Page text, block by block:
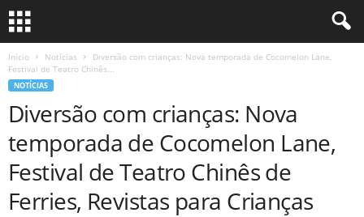
Início Notícias
Diversão com crianças: Nova temporada de Cocomelon Lane,
Festival de Teatro Chinês...
NOTÍCIAS
Diversão com crianças: Nova
temporada de Cocomelon Lane,
Festival de Teatro Chinês de
Ferries, Revistas para Crianças